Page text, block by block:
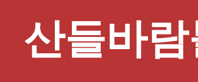
산들바